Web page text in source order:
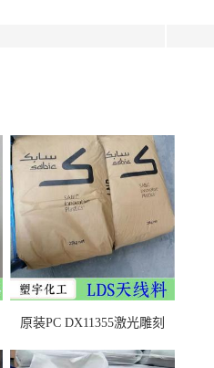
原装PC DX11355激光雕刻